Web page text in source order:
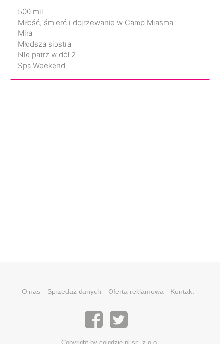
500 mil
Miłość, śmierć i dojrzewanie w Camp Miasma
Mira
Młodsza siostra
Nie patrz w dół 2
Spa Weekend
O nas Sprzedaż danych Oferta reklamowa Kontakt
Copyright by coigdzie.pl sp. z o.o.